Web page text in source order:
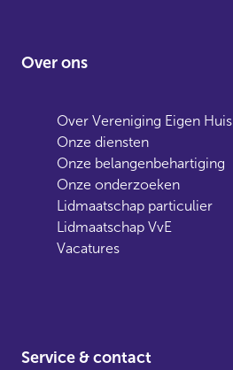
Over ons
Over Vereniging Eigen Huis
Onze diensten
Onze belangenbehartiging
Onze onderzoeken
Lidmaatschap particulier
Lidmaatschap VvE
Vacatures
Service & contact